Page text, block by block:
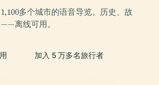
多个城市的语音导览。历史、故
离线可用。
加入 5 万多名旅行者